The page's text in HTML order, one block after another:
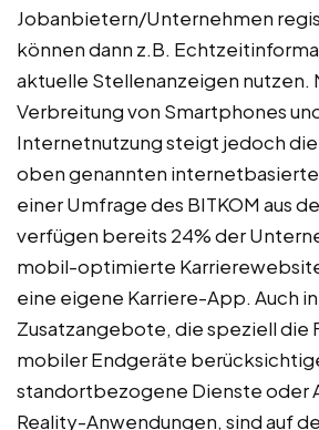
Jobanbietern/Unternehmen
können dann z.B.
aktuelle Stellenanzeigen nutzen.
Verbreitung von Smartphones
Internetnutzung steigt jedoch die
oben genannten
einer Umfrage des BITKOM aus
verfügen bereits 24% der
mobil-optimierte Karrierewebsite
eine eigene Karriere-App. Auch
Zusatzangebote, die speziell die
mobiler Endgeräte
standortbezogene Dienste oder
Reality-Anwendungen, sind auf